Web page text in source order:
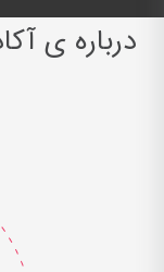
درباره­ ی